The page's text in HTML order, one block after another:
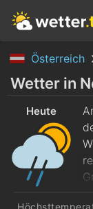
Österreich
Heute
7. Aug.
Wetter in
Heute